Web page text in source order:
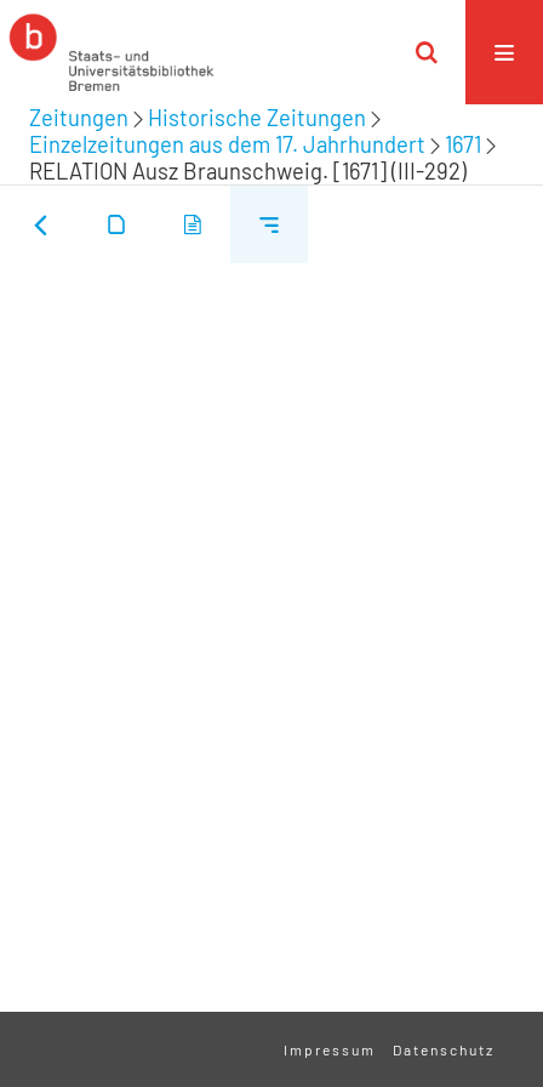
Zeitungen
Historische Zeitungen
Einzelzeitungen aus dem 17. Jahrhundert
1671
RELATION Ausz Braunschweig. [1671] (III-292)
Impressum Datenschutz